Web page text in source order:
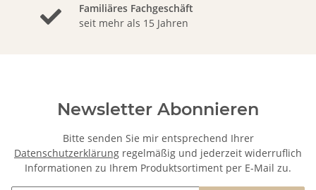
Familiäres Fachgeschäft
seit mehr als 15 Jahren
Newsletter Abonnieren
Bitte senden Sie mir entsprechend Ihrer
Datenschutzerklärung regelmäßig und jederzeit widerruflich
Informationen zu Ihrem Produktsortiment per E-Mail zu.